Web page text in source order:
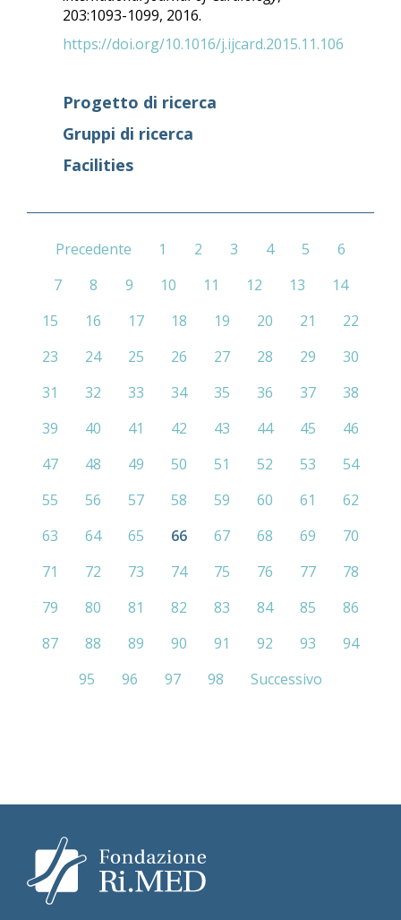
203:1093-1099, 2016.
https://doi.org/10.1016/j.ijcard.2015.11.106
Progetto di ricerca
Gruppi di ricerca
Facilities
Precedente 1 2 3 4 5
6
7
8 9 10 11 12 13
14
15
16 17 18 19 20 21
22
23
24 25 26 27 28 29
30
31
32 33 34 35 36 37
38
39
40 41 42 43 44 45
46
47
48 49 50 51 52 53
54
55
56 57 58 59 60 61
62
63
64 65 66 67 68 69
70
71
72 73 74 75 76 77
78
79
80 81 82 83 84 85
86
87
88 89 90 91 92 93
94
95
96 97 98 Successivo